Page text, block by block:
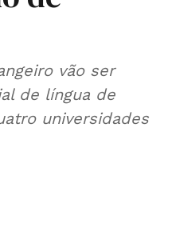
vão ser
de língua de
universidades